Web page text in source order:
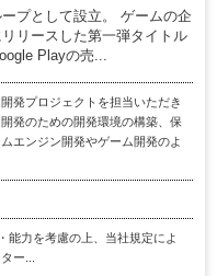
プとして設立。 ゲームの企
リースした第一弾タイトル
Playの売...
発プロジェクトを担当いただき
発のための開発環境の構築、保
エンジン開発やゲーム開発のよ
能力を考慮の上、当社規定によ
ー...